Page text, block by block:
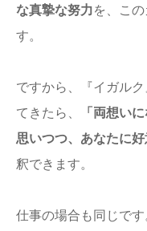
な真摯な努力を、こ
す。
ですから、『イガル
てきたら、
「両想い
思いつつ、あなたに好
釈できます。
仕事の場合も同じです